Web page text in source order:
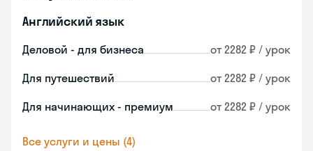
Английский язык
Деловой - для бизнеса от 2282 ₽ / урок
Для путешествий от 2282 ₽ / урок
Для начинающих - премиум от 2282 ₽ / урок
Все услуги и цены (4)